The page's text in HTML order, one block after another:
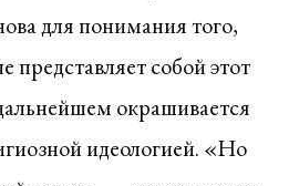
для понимания того,
представляет собой этот
окрашивается
идеологией. «Но